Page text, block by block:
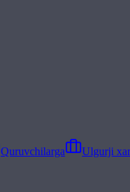
Quruvchilarga
Ulgurji